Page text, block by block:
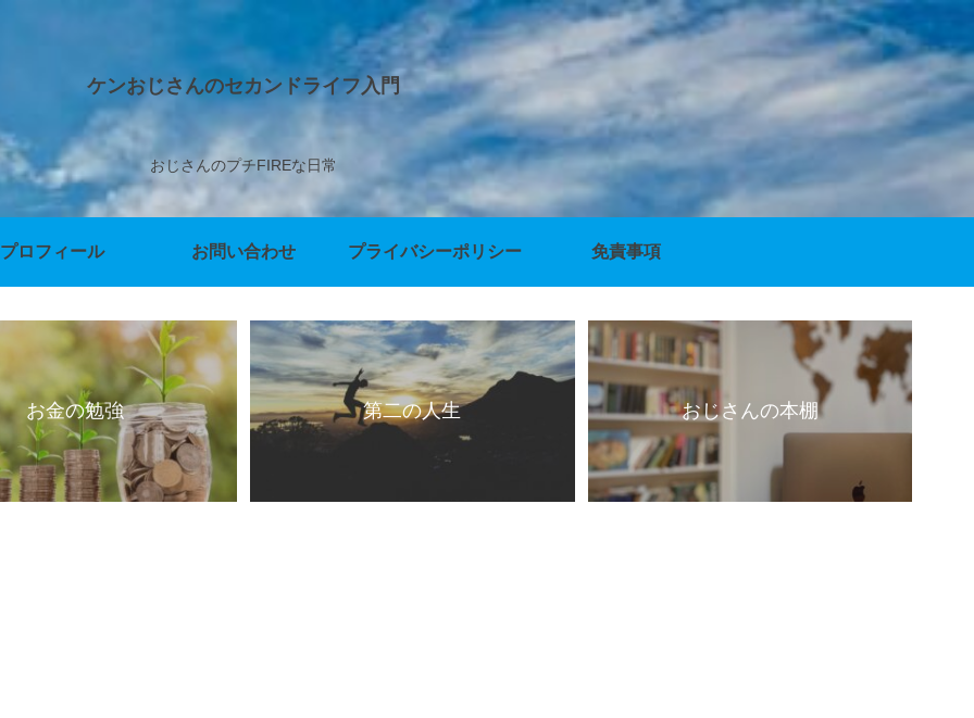
ケンおじさんのセカンドライフ入門
おじさんのプチFIREな日常
プロフィール お問い合わせ プライバシーポリシー 免責事項
お金の勉強 第二の人生 おじさんの本棚